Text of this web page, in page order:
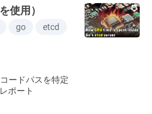
使用）
go
etcd
ードパスを特定
ポート